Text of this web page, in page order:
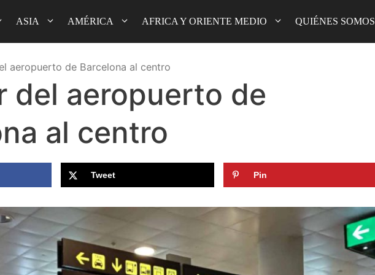
ASIA AMÉRICA AFRICA Y ORIENTE MEDIO QUIÉNES SOMOS
aeropuerto de Barcelona al centro
del aeropuerto de
al centro
Tweet Pin